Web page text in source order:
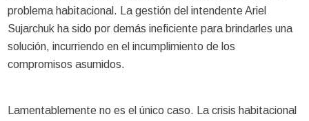
problema habitacional. La gestión del intendente Ariel
Sujarchuk ha sido por demás ineficiente para brindarles una
solución, incurriendo en el incumplimiento de los
compromisos asumidos.
Lamentablemente no es el único caso. La crisis habitacional